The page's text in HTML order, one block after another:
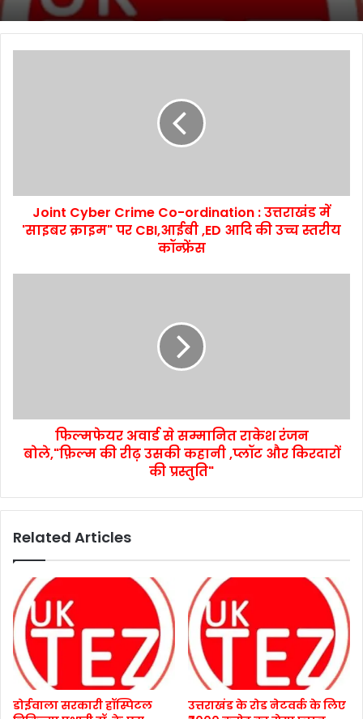
Joint Cyber Crime Co-ordination : उत्तराखंड में
'साइबर क्राइम" पर CBI,आईबी ,ED आदि की उच्च स्तरीय
कॉन्फ्रेंस
फिल्मफेयर अवार्ड से सम्मानित राकेश रंजन
बोले,"फ़िल्म की रीढ़ उसकी कहानी ,प्लॉट और किरदारों
की प्रस्तुति"
Related Articles
डोईवाला सरकारी हॉस्पिटल
उत्तराखंड के रोड नेटवर्क के लिए